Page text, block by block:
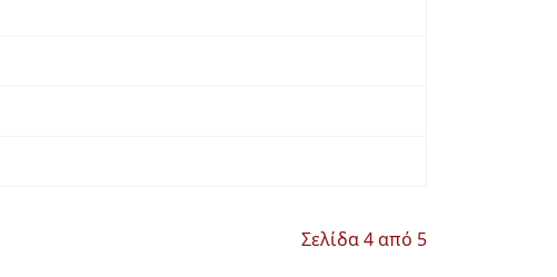
Σελίδα 4 από 5